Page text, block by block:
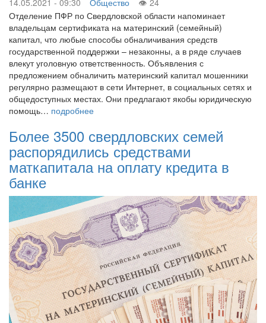
14.05.2021 - 09:30 Общество
24
Отделение ПФР по Свердловской области напоминает
владельцам сертификата на материнский (семейный)
капитал, что любые способы обналичивания средств
государственной поддержки – незаконны, а в ряде случаев
влекут уголовную ответственность. Объявления с
предложением обналичить материнский капитал мошенники
регулярно размещают в сети Интернет, в социальных сетях и
общедоступных местах. Они предлагают якобы юридическую
помощь… подробнее
Более 3500 свердловских семей
распорядились средствами
маткапитала на оплату кредита в
банке